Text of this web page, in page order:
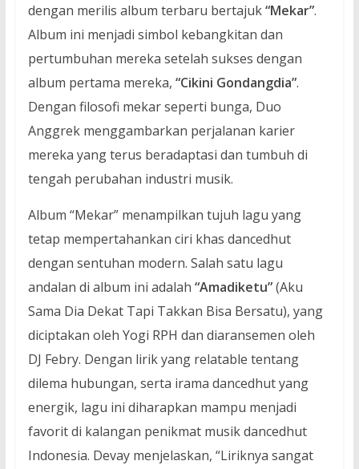
dengan merilis album terbaru bertajuk“Mekar”.
Album ini menjadi simbol kebangkitan dan
pertumbuhan mereka setelah sukses dengan
album pertama mereka, “Cikini Gondangdia”.
Dengan filosofi mekar seperti bunga, Duo
Anggrek menggambarkan perjalanan karier
mereka yang terus beradaptasi dan tumbuh di
tengah perubahan industri musik.
Album “Mekar” menampilkan tujuh lagu yang
tetap mempertahankan ciri khas dancedhut
dengan sentuhan modern. Salah satu lagu
andalan di album ini adalah “Amadiketu”(Aku
Sama Dia Dekat Tapi Takkan Bisa Bersatu), yang
diciptakan oleh Yogi RPH dan diaransemen oleh
DJ Febry. Dengan lirik yang relatable tentang
dilema hubungan, serta irama dancedhut yang
energik, lagu ini diharapkan mampu menjadi
favorit di kalangan penikmat musik dancedhut
Indonesia. Devay menjelaskan, “Liriknya sangat